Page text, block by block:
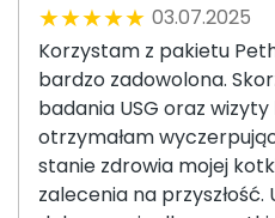
★★★★★ 03.07.2025
Korzystam z pakietu
bardzo zadowolona.
badania USG oraz
otrzymałam
stanie zdrowia mojej
zalecenia na przyszłość.